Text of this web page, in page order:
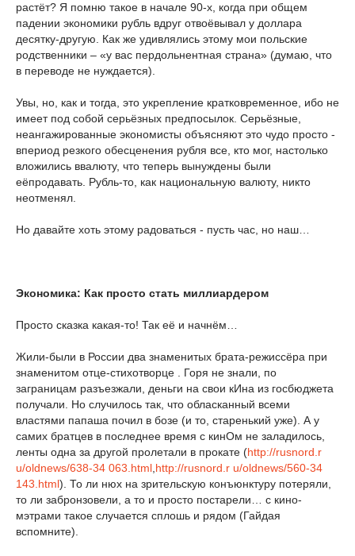
растёт? Я помню такое в начале 90-х, когда при общем
падении экономики рубль вдруг отвоёвывал у доллара
десятку-другую. Как же удивлялись этому мои польские
родственники – «у вас пердольнентная страна» (думаю, что
в переводе не нуждается).
Увы, но, как и тогда, это укрепление кратковременное, ибо не
имеет под собой серьёзных предпосылок. Серьёзные,
неангажированные экономисты объясняют это чудо просто -
впериод резкого обесценения рубля все, кто мог, настолько
вложились ввалюту, что теперь вынуждены были
еёпродавать. Рубль-то, как национальную валюту, никто
неотменял.
Но давайте хоть этому радоваться - пусть час, но наш…
Экономика: Как просто стать миллиардером
Просто сказка какая-то! Так её и начнём…
Жили-были в России два знаменитых брата-режиссёра при
знаменитом отце-стихотворце
. Горя не знали, по
заграницам разъезжали, деньги на свои кИна из госбюджета
получали. Но случилось так, что обласканный всеми
властями папаша почил в бозе (и то, старенький уже). А у
самих братцев в последнее время с кинОм не заладилось,
ленты одна за другой пролетали в прокате (http://rusnord.r
u/oldnews/638-34 063.html http://rusnord.r u/oldnews/560-34
143.html). То ли нюх на зрительскую конъюнктуру потеряли,
то ли забронзовели, а то и просто постарели… с кино-
мэтрами такое случается сплошь и рядом (Гайдая
вспомните).